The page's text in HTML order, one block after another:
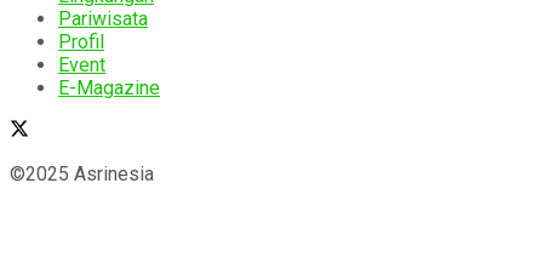
Pariwisata
Profil
Event
E-Magazine
©2025 Asrinesia